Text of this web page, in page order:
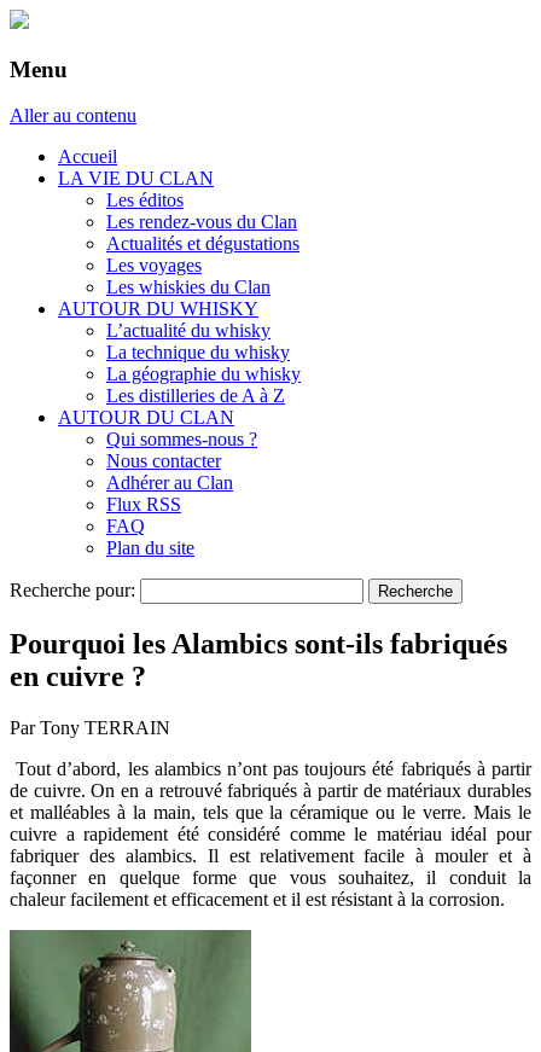
Menu
Aller au contenu
Accueil
LA VIE DU CLAN
Les éditos
Les rendez-vous du Clan
Actualités et dégustations
Les voyages
Les whiskies du Clan
AUTOUR DU WHISKY
L’actualité du whisky
La technique du whisky
La géographie du whisky
Les distilleries de A à Z
AUTOUR DU CLAN
Qui sommes-nous ?
Nous contacter
Adhérer au Clan
Flux RSS
FAQ
Plan du site
Recherche pour:
Pourquoi les Alambics sont-ils fabriqués
en cuivre ?
Par Tony TERRAIN
Tout d’abord, les alambics n’ont pas toujours été fabriqués à partir
de cuivre. On en a retrouvé fabriqués à partir de matériaux durables
et malléables à la main, tels que la céramique ou le verre. Mais le
cuivre a rapidement été considéré comme le matériau idéal pour
fabriquer des alambics. Il est relativement facile à mouler et à
façonner en quelque forme que vous souhaitez, il conduit la
chaleur facilement et efficacement et il est résistant à la corrosion.